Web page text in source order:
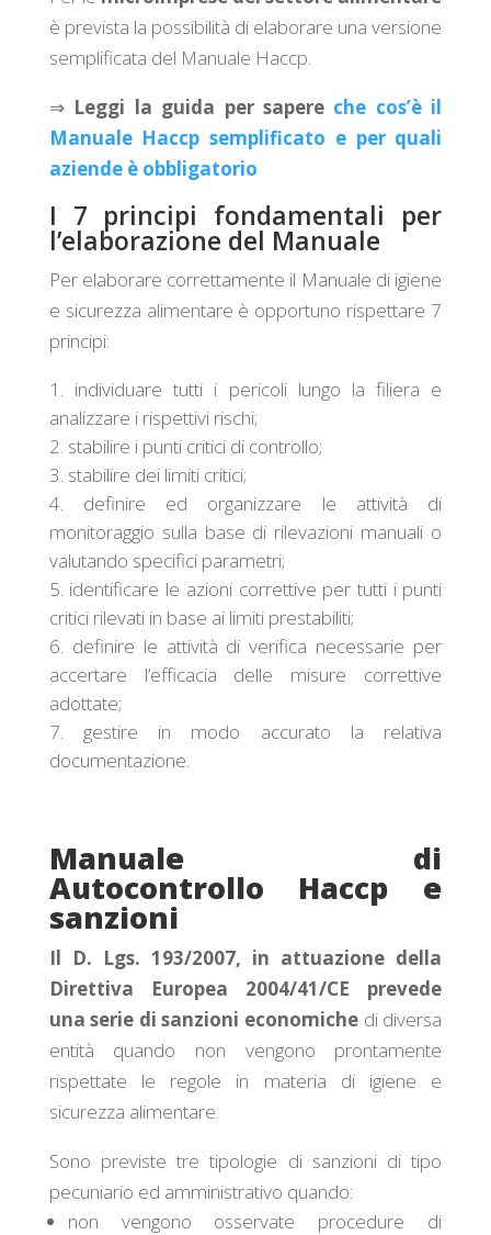
è prevista la possibilità di elaborare una versione
semplificata del Manuale Haccp.
⇒ Leggi la guida per sapere che cos’è il
Manuale Haccp semplificato e per quali
aziende è obbligatorio
I 7 principi fondamentali per
l’elaborazione del Manuale
Per elaborare correttamente il Manuale di igiene
e sicurezza alimentare è opportuno rispettare 7
principi:
individuare tutti i pericoli lungo la filiera e
analizzare i rispettivi rischi;
stabilire i punti critici di controllo;
stabilire dei limiti critici;
definire ed organizzare le attività di
monitoraggio sulla base di rilevazioni manuali o
valutando specifici parametri;
identificare le azioni correttive per tutti i punti
critici rilevati in base ai limiti prestabiliti;
definire le attività di verifica necessarie per
accertare l’efficacia delle misure correttive
adottate;
gestire in modo accurato la relativa
documentazione.
Manuale di
Autocontrollo Haccp e
sanzioni
Il D. Lgs. 193/2007, in attuazione della
Direttiva Europea 2004/41/CE prevede
una serie di sanzioni economiche di diversa
entità quando non vengono prontamente
rispettate le regole in materia di igiene e
sicurezza alimentare.
Sono previste tre tipologie di sanzioni di tipo
pecuniario ed amministrativo quando:
non vengono osservate procedure di